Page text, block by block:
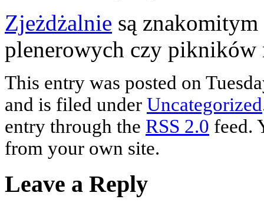
Zjeżdżalnie są
plenerowych czy pikników
This entry was posted on
and is filed under Uncategorized
entry through the RSS 2.0 feed.
from your own site.
Leave a Reply